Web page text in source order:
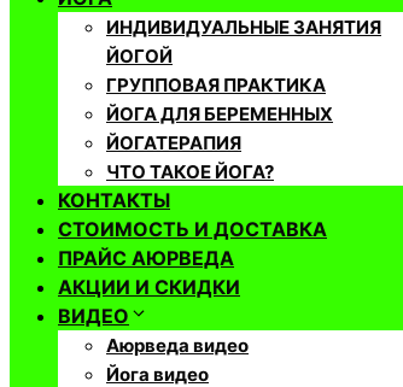
ИНДИВИДУАЛЬНЫЕ ЗАНЯТИЯ
ЙОГОЙ
ГРУППОВАЯ ПРАКТИКА
ЙОГА ДЛЯ БЕРЕМЕННЫХ
ЙОГАТЕРАПИЯ
ЧТО ТАКОЕ ЙОГА?
КОНТАКТЫ
СТОИМОСТЬ И ДОСТАВКА
ПРАЙС АЮРВЕДА
АКЦИИ И СКИДКИ
ВИДЕО
Аюрведа видео
Йога видео